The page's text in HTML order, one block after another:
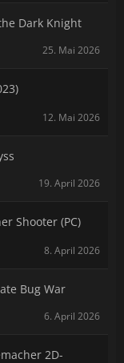
Dark Knight
25. Mai 2026
12. Mai 2026
19. April 2026
Shooter (PC)
8. April 2026
Bug War
6. April 2026
2D-